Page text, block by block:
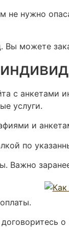
не нужно
Вы можете
с
услуги.
и
по
Важно